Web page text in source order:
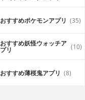
おすすめポケモンアプリ (35)
おすすめ妖怪ウォッチア
プリ (10)
おすすめ薄桜鬼アプリ (8)